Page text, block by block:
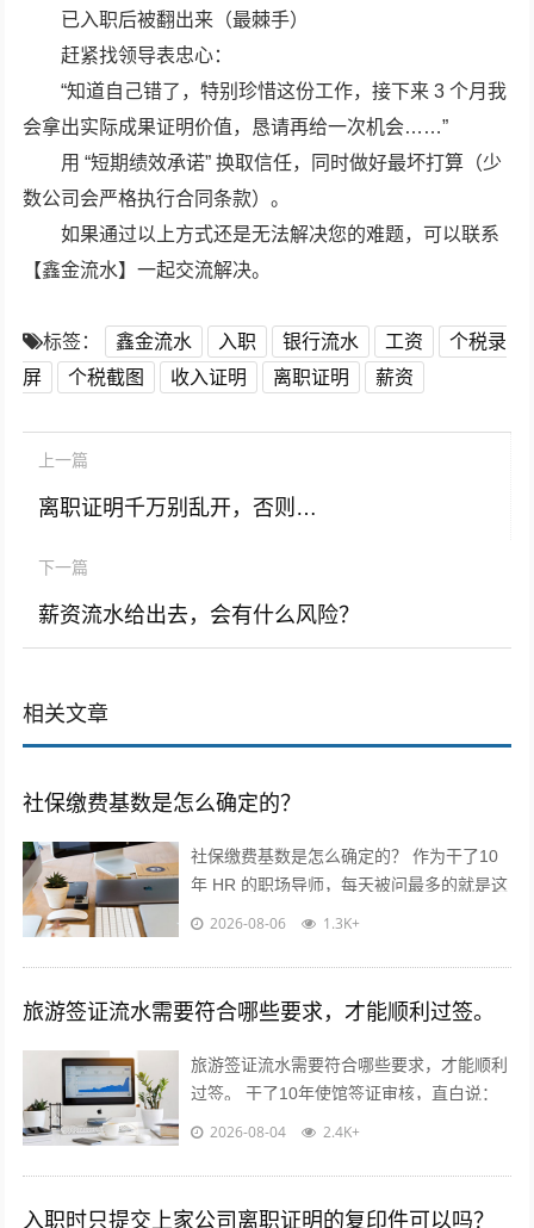
已入职后被翻出来（最棘手）
赶紧找领导表忠心：
“知道自己错了，特别珍惜这份工作，接下来 3 个月我
会拿出实际成果证明价值，恳请再给一次机会……”
用 “短期绩效承诺” 换取信任，同时做好最坏打算（少
数公司会严格执行合同条款）。
如果通过以上方式还是无法解决您的难题，可以联系
【鑫金流水】一起交流解决。
标签： 鑫金流水 入职 银行流水 工资
个税录
屏
个税截图 收入证明 离职证明 薪资
上一篇
离职证明千万别乱开，否则…
下一篇
薪资流水给出去，会有什么风险？
相关文章
社保缴费基数是怎么确定的？
社保缴费基数是怎么确定的？ 作为干了10
年 HR 的职场导师，每天被问最多的就是这
个问题！今天不讲官话，全是求职者能直接
2026-08-06 1.3K+
旅游签证流水需要符合哪些要求，才能顺利过签。
旅游签证流水需要符合哪些要求，才能顺利
过签。 干了10年使馆签证审核，直白说：
流水不是看你有多少钱，是看你“能不能正
2026-08-04 2.4K+
入职时只提交上家公司离职证明的复印件可以吗？